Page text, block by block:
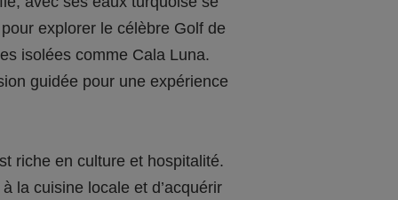
explorer le célèbre Golf de
isolées comme Cala Luna.
guidée pour une expérience
riche en culture et hospitalité.
la cuisine locale et d’acquérir